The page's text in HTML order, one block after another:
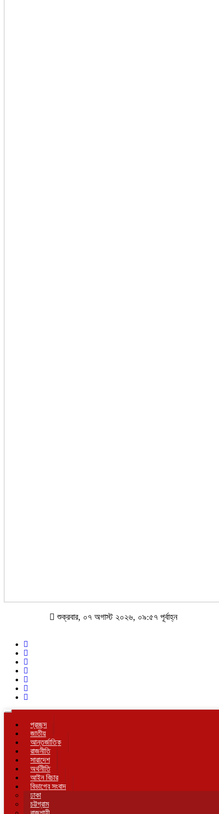
শুক্রবার, ০৭ অগাস্ট ২০২৬, ০৯:৫৭ পূর্বাহ্ন
Toggle
navigationপ্রচ্ছদ
জাতীয়
আন্তর্জাতিক
রাজনীতি
সারাদেশ
অর্থনীতি
আইন বিচার
বিভাগের সংবাদ
ঢাকা
চট্টগ্রাম